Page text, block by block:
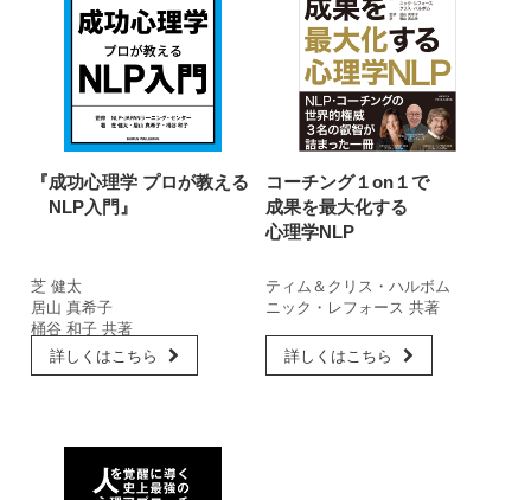
『成功心理学 プロが教える
NLP入門』
芝 健太
居山 真希子
桶谷 和子 共著
詳しくはこちら
コーチング１on１で
成果を最大化する
心理学NLP
ティム＆クリス・ハルボム
ニック・レフォース 共著
詳しくはこちら